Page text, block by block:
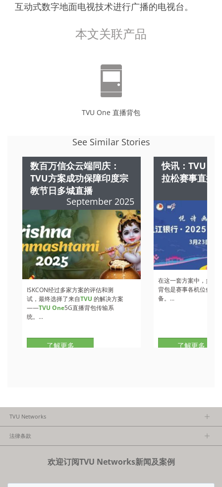
互动式数字地面电视技术进行广播的电视台。
本文关联产品
TVU One 直播背包
See Similar Stories
数百万信众云端同庆：
TVU方案成功保障印度宗
教节日多城直播
September 2025
ISKCON经过多家方案的评估和测
试，最终选择了来自TVU 的解决方案
——TVU One5G直播背包传输系
统。...
了解更多
快讯：TVU 方
拉松赛事直播
在这一套方案中，多部
背包是赛事各机位信号
备。...
了解更多
TVU Networks
法律条款
欢迎订阅TVU Networks新闻及案例